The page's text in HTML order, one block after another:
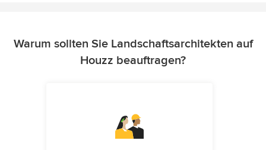
Warum sollten Sie Landschaftsarchitekten auf
Houzz beauftragen?